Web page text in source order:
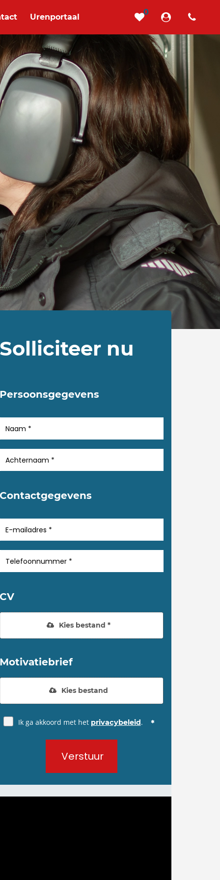
Urenportaal
0
Solliciteer nu
Persoonsgegevens
Contactgegevens
CV
Kies bestand *
Motivatiebrief
Kies bestand
Ik ga akkoord met het privacybeleid.
Verstuur